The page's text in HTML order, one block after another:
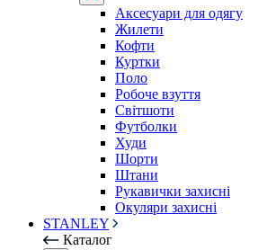
Аксесуари для одягу
Жилети
Кофти
Куртки
Поло
Робоче взуття
Світшоти
Футболки
Худи
Шорти
Штани
Рукавички захисні
Окуляри захисні
STANLEY
Каталог